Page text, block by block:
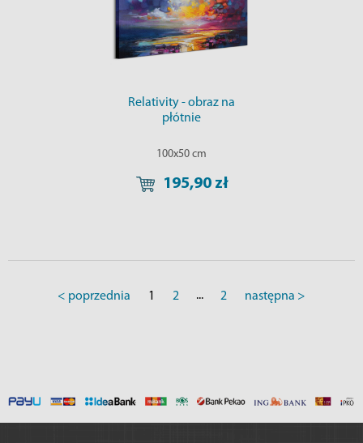
Relativity - obraz na
płótnie
100x50 cm
195,90 zł
< poprzednia 1 2 ... 2 następna >